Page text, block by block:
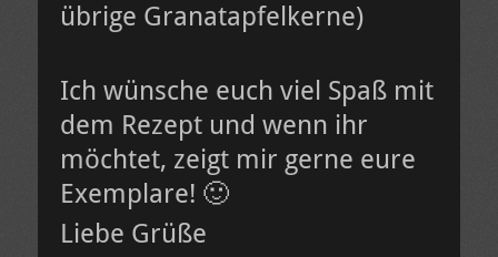
übrige Granatapfelkerne)
Ich wünsche euch viel Spaß mit
dem Rezept und wenn ihr
möchtet, zeigt mir gerne eure
Exemplare! 🙂
Liebe Grüße